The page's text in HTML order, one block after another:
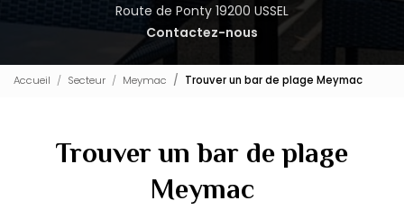
Route de Ponty 19200 USSEL
Contactez-nous
Accueil Secteur Meymac Trouver un bar de plage Meymac
Trouver un bar de plage
Meymac